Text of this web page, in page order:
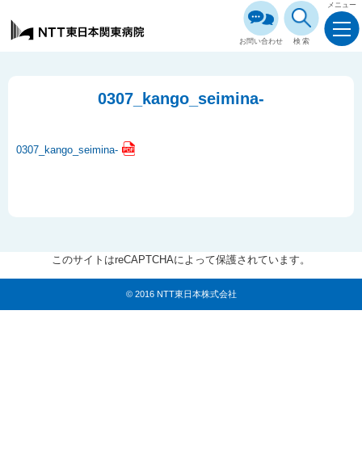
お問い合わせ 検索
メニュー
0307_kango_seimina-
0307_kango_seimina-
このサイトはreCAPTCHAによって保護されています。
© 2016 NTT東日本株式会社